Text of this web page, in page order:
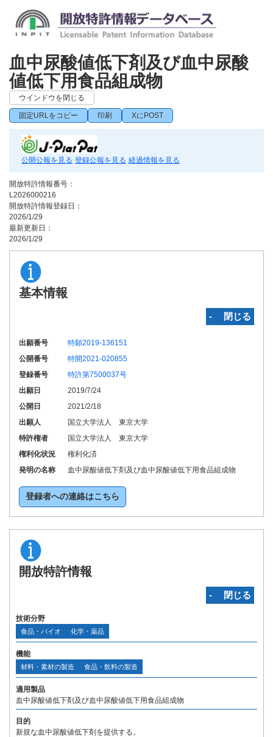
血中尿酸値低下剤及び血中尿酸
値低下用食品組成物
ウインドウを閉じる
固定URLをコピー 印刷 XにPOST
公開公報を見る 登録公報を見る 経過情報を見る
開放特許情報番号：
L2026000216
開放特許情報登録日：
2026/1/29
最新更新日：
2026/1/29
基本情報
‐ 閉じる
出願番号
特願2019-136151
公開番号
特開2021-020855
登録番号
特許第7500037号
出願日
2019/7/24
公開日
2021/2/18
出願人
国立大学法人 東京大学
特許権者
国立大学法人 東京大学
権利化状況
権利化済
発明の名称
血中尿酸値低下剤及び血中尿酸値低下用食品組成物
登録者への連絡はこちら
開放特許情報
‐ 閉じる
技術分野
食品・バイオ 化学・薬品
機能
材料・素材の製造 食品・飲料の製造
適用製品
血中尿酸値低下剤及び血中尿酸値低下用食品組成物
目的
新規な血中尿酸値低下剤を提供する。